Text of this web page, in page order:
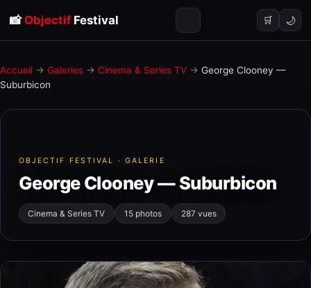
📸 ObjectifFestival 🛒 🌙
Accueil → Galeries → Cinema & Series TV → George Clooney —
Suburbicon
OBJECTIF FESTIVAL · GALERIE
George Clooney — Suburbicon
Cinema & Series TV 15 photos 287 vues